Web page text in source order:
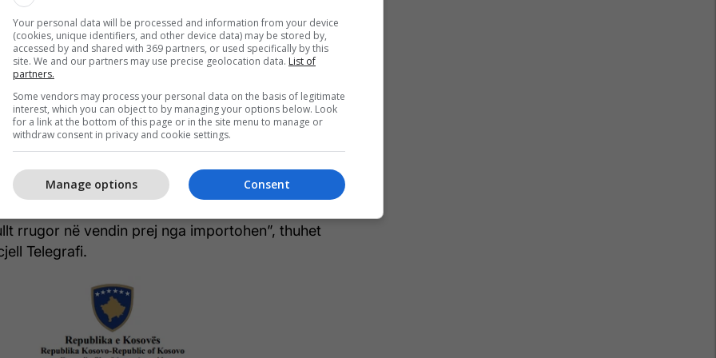
rimëkëmbjen ekonomike – top
ngjarjet e javës
, është hapur rruga largimit të homologimit si
që importohen nga vendet e Bashkimi Evropian,
parashihet që, mjetet rrugore të reja që
certifikatë të konformitetit.
përdorura, që importohen nga shtetet e Bashkimit
Norvegjia, dhe që kanë qenë të lejuara për
rrugor në vendin prej nga importohen”, thuhet
Telegrafi.
Your personal data will be processed and information from your device
(cookies, unique identifiers, and other device data) may be stored by,
accessed by and shared with 369 partners, or used specifically by this
site. We and our partners may use precise geolocation data. List of
partners.
Some vendors may process your personal data on the basis of legitimate
interest, which you can object to by managing your options below. Look
for a link at the bottom of this page or in the site menu to manage or
withdraw consent in privacy and cookie settings.
Consent
Manage options